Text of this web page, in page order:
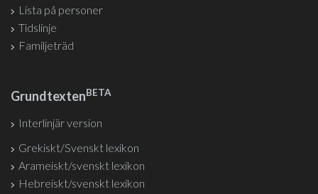
Lista på personer
Tidslinje
Familjeträd
GrundtextenBETA
Interlinjär version
Grekiskt/Svenskt lexikon
Arameiskt/svenskt lexikon
Hebreiskt/svenskt lexikon